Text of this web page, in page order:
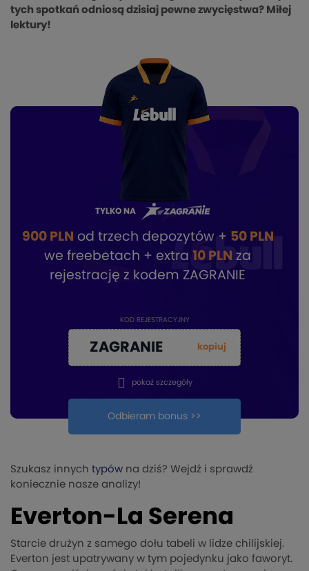
tych spotkań odniosą dzisiaj pewne zwycięstwa? Miłej
lektury!
TYLKO NA
900 PLN od trzech depozytów + 50 PLN
we freebetach + extra 10 PLN za
rejestrację z kodem ZAGRANIE
KOD REJESTRACYJNY
ZAGRANIE kopiuj
Odbieram bonus >>
pokaż szczegóły
Szukasz innych typów na dziś? Wejdź i sprawdź
koniecznie nasze analizy!
Everton-La Serena
Starcie drużyn z samego dołu tabeli w lidze chilijskiej.
Everton jest upatrywany w tym pojedynku jako faworyt.